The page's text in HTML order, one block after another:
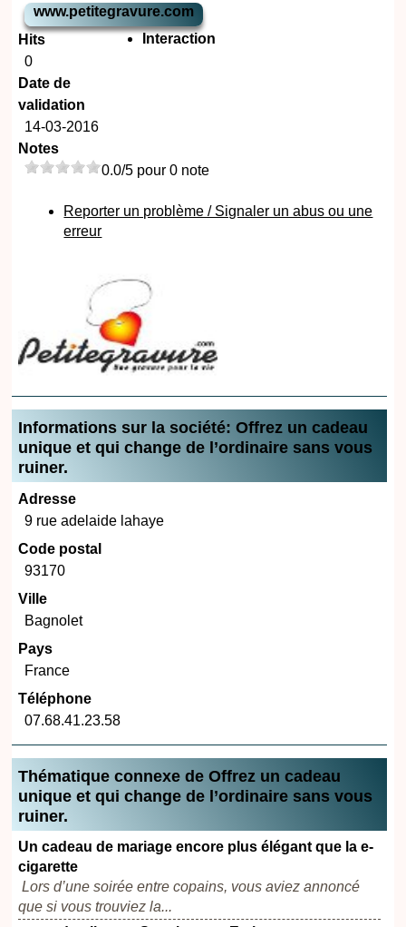
www.petitegravure.com
Hits
0
Date de
validation
14-03-2016
Notes
0.0/5 pour 0 note
Interaction
Reporter un problème / Signaler un abus ou une
erreur
Informations sur la société: Offrez un cadeau
unique et qui change de l’ordinaire sans vous
ruiner.
Adresse
9 rue adelaide lahaye
Code postal
93170
Ville
Bagnolet
Pays
France
Téléphone
07.68.41.23.58
Thématique connexe de Offrez un cadeau
unique et qui change de l’ordinaire sans vous
ruiner.
Un cadeau de mariage encore plus élégant que la e-
cigarette
Lors d’une soirée entre copains, vous aviez annoncé
que si vous trouviez la...